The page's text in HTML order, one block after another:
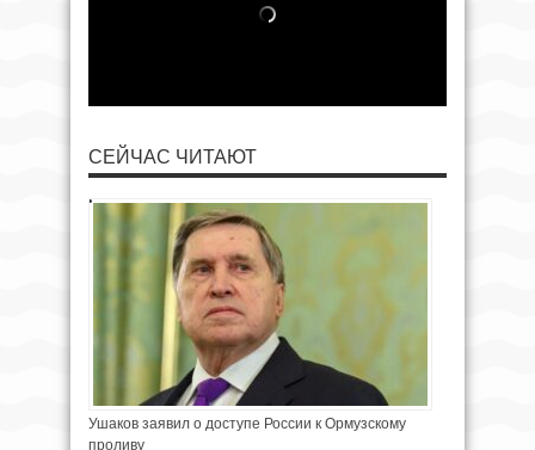
СЕЙЧАС ЧИТАЮТ
Ушаков заявил о доступе России к Ормузскому
проливу